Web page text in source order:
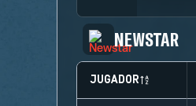
NEWSTAR
JUGADOR